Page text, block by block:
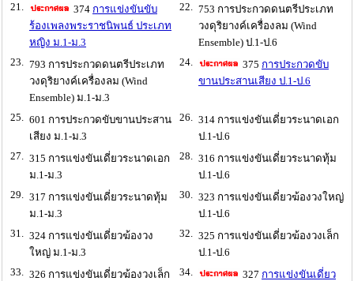
21.
374 การแข่งขันขับ
ร้องเพลงพระราชนิพนธ์ ประเภท
หญิง ม.1-ม.3
22. 753 การประกวดดนตรีประเภท
วงดุริยางค์เครื่องลม (Wind
Ensemble) ป.1-ป.6
23. 793 การประกวดดนตรีประเภท
วงดุริยางค์เครื่องลม (Wind
Ensemble) ม.1-ม.3
24. 375 การประกวดขับ
ขานประสานเสียง ป.1-ป.6
25. 601 การประกวดขับขานประสาน
เสียง ม.1-ม.3
26. 314 การแข่งขันเดี่ยวระนาดเอก
ป.1-ป.6
27. 315 การแข่งขันเดี่ยวระนาดเอก
ม.1-ม.3
28. 316 การแข่งขันเดี่ยวระนาดทุ้ม
ป.1-ป.6
29. 317 การแข่งขันเดี่ยวระนาดทุ้ม
ม.1-ม.3
30. 323 การแข่งขันเดี่ยวฆ้องวงใหญ่
ป.1-ป.6
31. 324 การแข่งขันเดี่ยวฆ้องวง
ใหญ่ ม.1-ม.3
32. 325 การแข่งขันเดี่ยวฆ้องวงเล็ก
ป.1-ป.6
33. 326 การแข่งขันเดี่ยวฆ้องวงเล็ก
34. 327 การแข่งขันเดี่ยว